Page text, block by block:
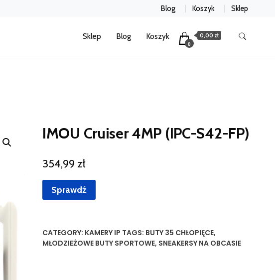
Blog Koszyk Sklep
Sklep Blog Koszyk
0
0,00 zł
IMOU Cruiser 4MP (IPC-S42-FP)
354,99 zł
Sprawdź
CATEGORY: KAMERY IP TAGS: BUTY 35 CHŁOPIĘCE,
MŁODZIEŻOWE BUTY SPORTOWE, SNEAKERSY NA OBCASIE